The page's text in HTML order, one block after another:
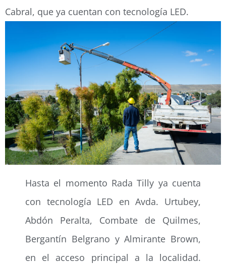
Cabral, que ya cuentan con tecnología LED.
Hasta el momento Rada Tilly ya cuenta
con tecnología LED en Avda. Urtubey,
Abdón Peralta, Combate de Quilmes,
Bergantín Belgrano y Almirante Brown,
en el acceso principal a la localidad.